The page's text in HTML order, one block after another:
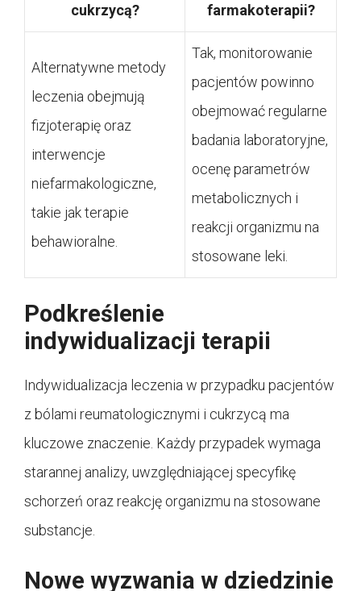
cukrzycą?
farmakoterapii?
Alternatywne metody
leczenia obejmują
fizjoterapię oraz
interwencje
niefarmakologiczne,
takie jak terapie
behawioralne.
Tak, monitorowanie
pacjentów powinno
obejmować regularne
badania laboratoryjne,
ocenę parametrów
metabolicznych i
reakcji organizmu na
stosowane leki.
Podkreślenie
indywidualizacji terapii
Indywidualizacja leczenia w przypadku pacjentów
z bólami reumatologicznymi i cukrzycą ma
kluczowe znaczenie. Każdy przypadek wymaga
starannej analizy, uwzględniającej specyfikę
schorzeń oraz reakcję organizmu na stosowane
substancje.
Nowe wyzwania w dziedzinie